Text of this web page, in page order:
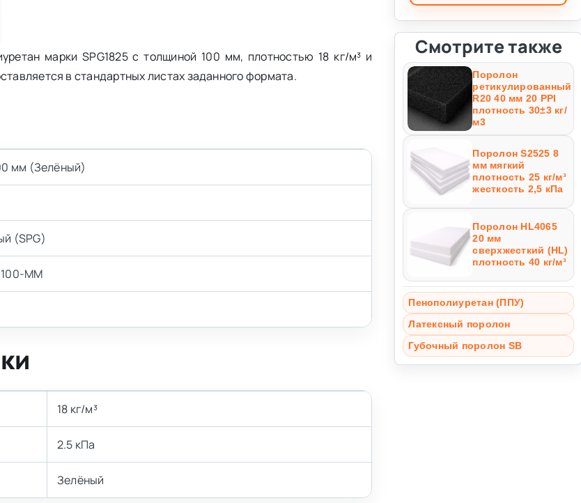
марки SPG1825 с толщиной 100 мм, плотностью 18 кг/м³ и
в стандартных листах заданного формата.
мм (Зелёный)
(SPG)
MM
18 кг/м³
2.5 кПа
Зелёный
Смотрите также
Поролон
ретикулированный
R20 40 мм 20 PPI
плотность 30±3 кг/
м3
Поролон S2525 8
мм мягкий
плотность 25 кг/м³
жесткость 2,5 кПа
Поролон HL4065
20 мм
сверхжесткий (HL)
плотность 40 кг/м³
Пенополиуретан (ППУ)
Латексный поролон
Губочный поролон SB